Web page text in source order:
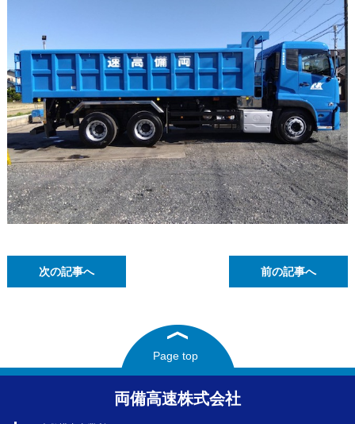
次の記事へ 前の記事へ
Page top
両備高速株式会社